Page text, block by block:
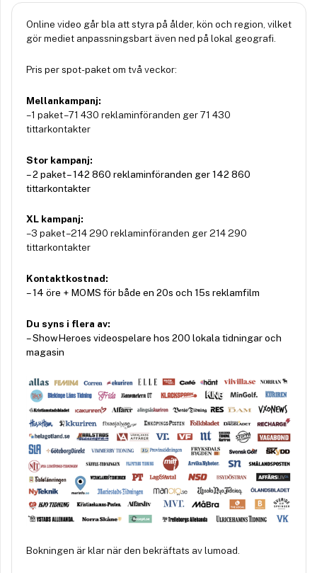
Online video går bla att styra på ålder, kön och region, vilket
gör mediet anpassningsbart även ned på lokal geografi.
Pris per spot-paket om två veckor:
Mellankampanj:
– 1 paket – 71 430 reklaminföranden ger 71 430
tittarkontakter
Stor kampanj:
– 2 paket – 142 860 reklaminföranden ger 142 860
tittarkontakter
XL kampanj:
– 3 paket – 214 290 reklaminföranden ger 214 290
tittarkontakter
Kontaktkostnad:
– 14 öre + MOMS för både en 20s och 15s reklamfilm
Du syns i flera av:
– ShowHeroes videospelare hos 200 lokala tidningar och
magasin
Bokningen är klar när den bekräftats av lumoad.